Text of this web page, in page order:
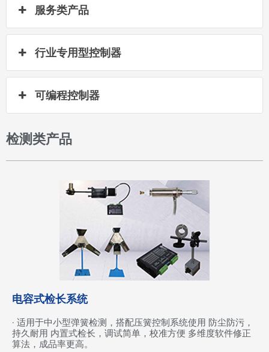
服务类产品
行业专用型控制器
可编程控制器
检测类产品
电容式检长系统
· 适用于中小型弹簧检测，搭配压簧控制系统使用 防尘防污，
持久耐用 内置式检长，调试简单，校准方便 多维度软件修正
算法，成品率更高。